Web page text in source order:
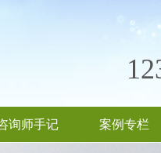
询师手记 案例专栏